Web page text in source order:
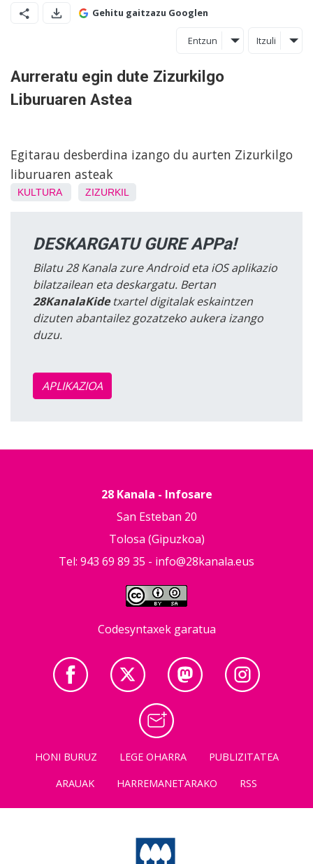
Gehitu gaitzazu Googlen
Entzun Itzuli
Aurreratu egin dute Zizurkilgo
Liburuaren Astea
Egitarau desberdina izango du aurten Zizurkilgo
liburuaren asteak
KULTURA ZIZURKIL
DESKARGATU GURE APPa!
Bilatu 28 Kanala zure Android eta iOS aplikazio
bilatzailean eta deskargatu. Bertan
28KanalaKidetxartel digitalak eskaintzen
dizuten abantailez gozatzeko aukera izango
duzu.
APLIKAZIOA
28 Kanala - Infosare
San Esteban 20
Tolosa (Gipuzkoa)
Tel: 943 69 89 35 - info@28kanala.eus
Codesyntaxek garatua
HONI BURUZ LEGE OHARRA
PUBLIZITATEA
ARAUAK
HARREMANETARAKO RSS